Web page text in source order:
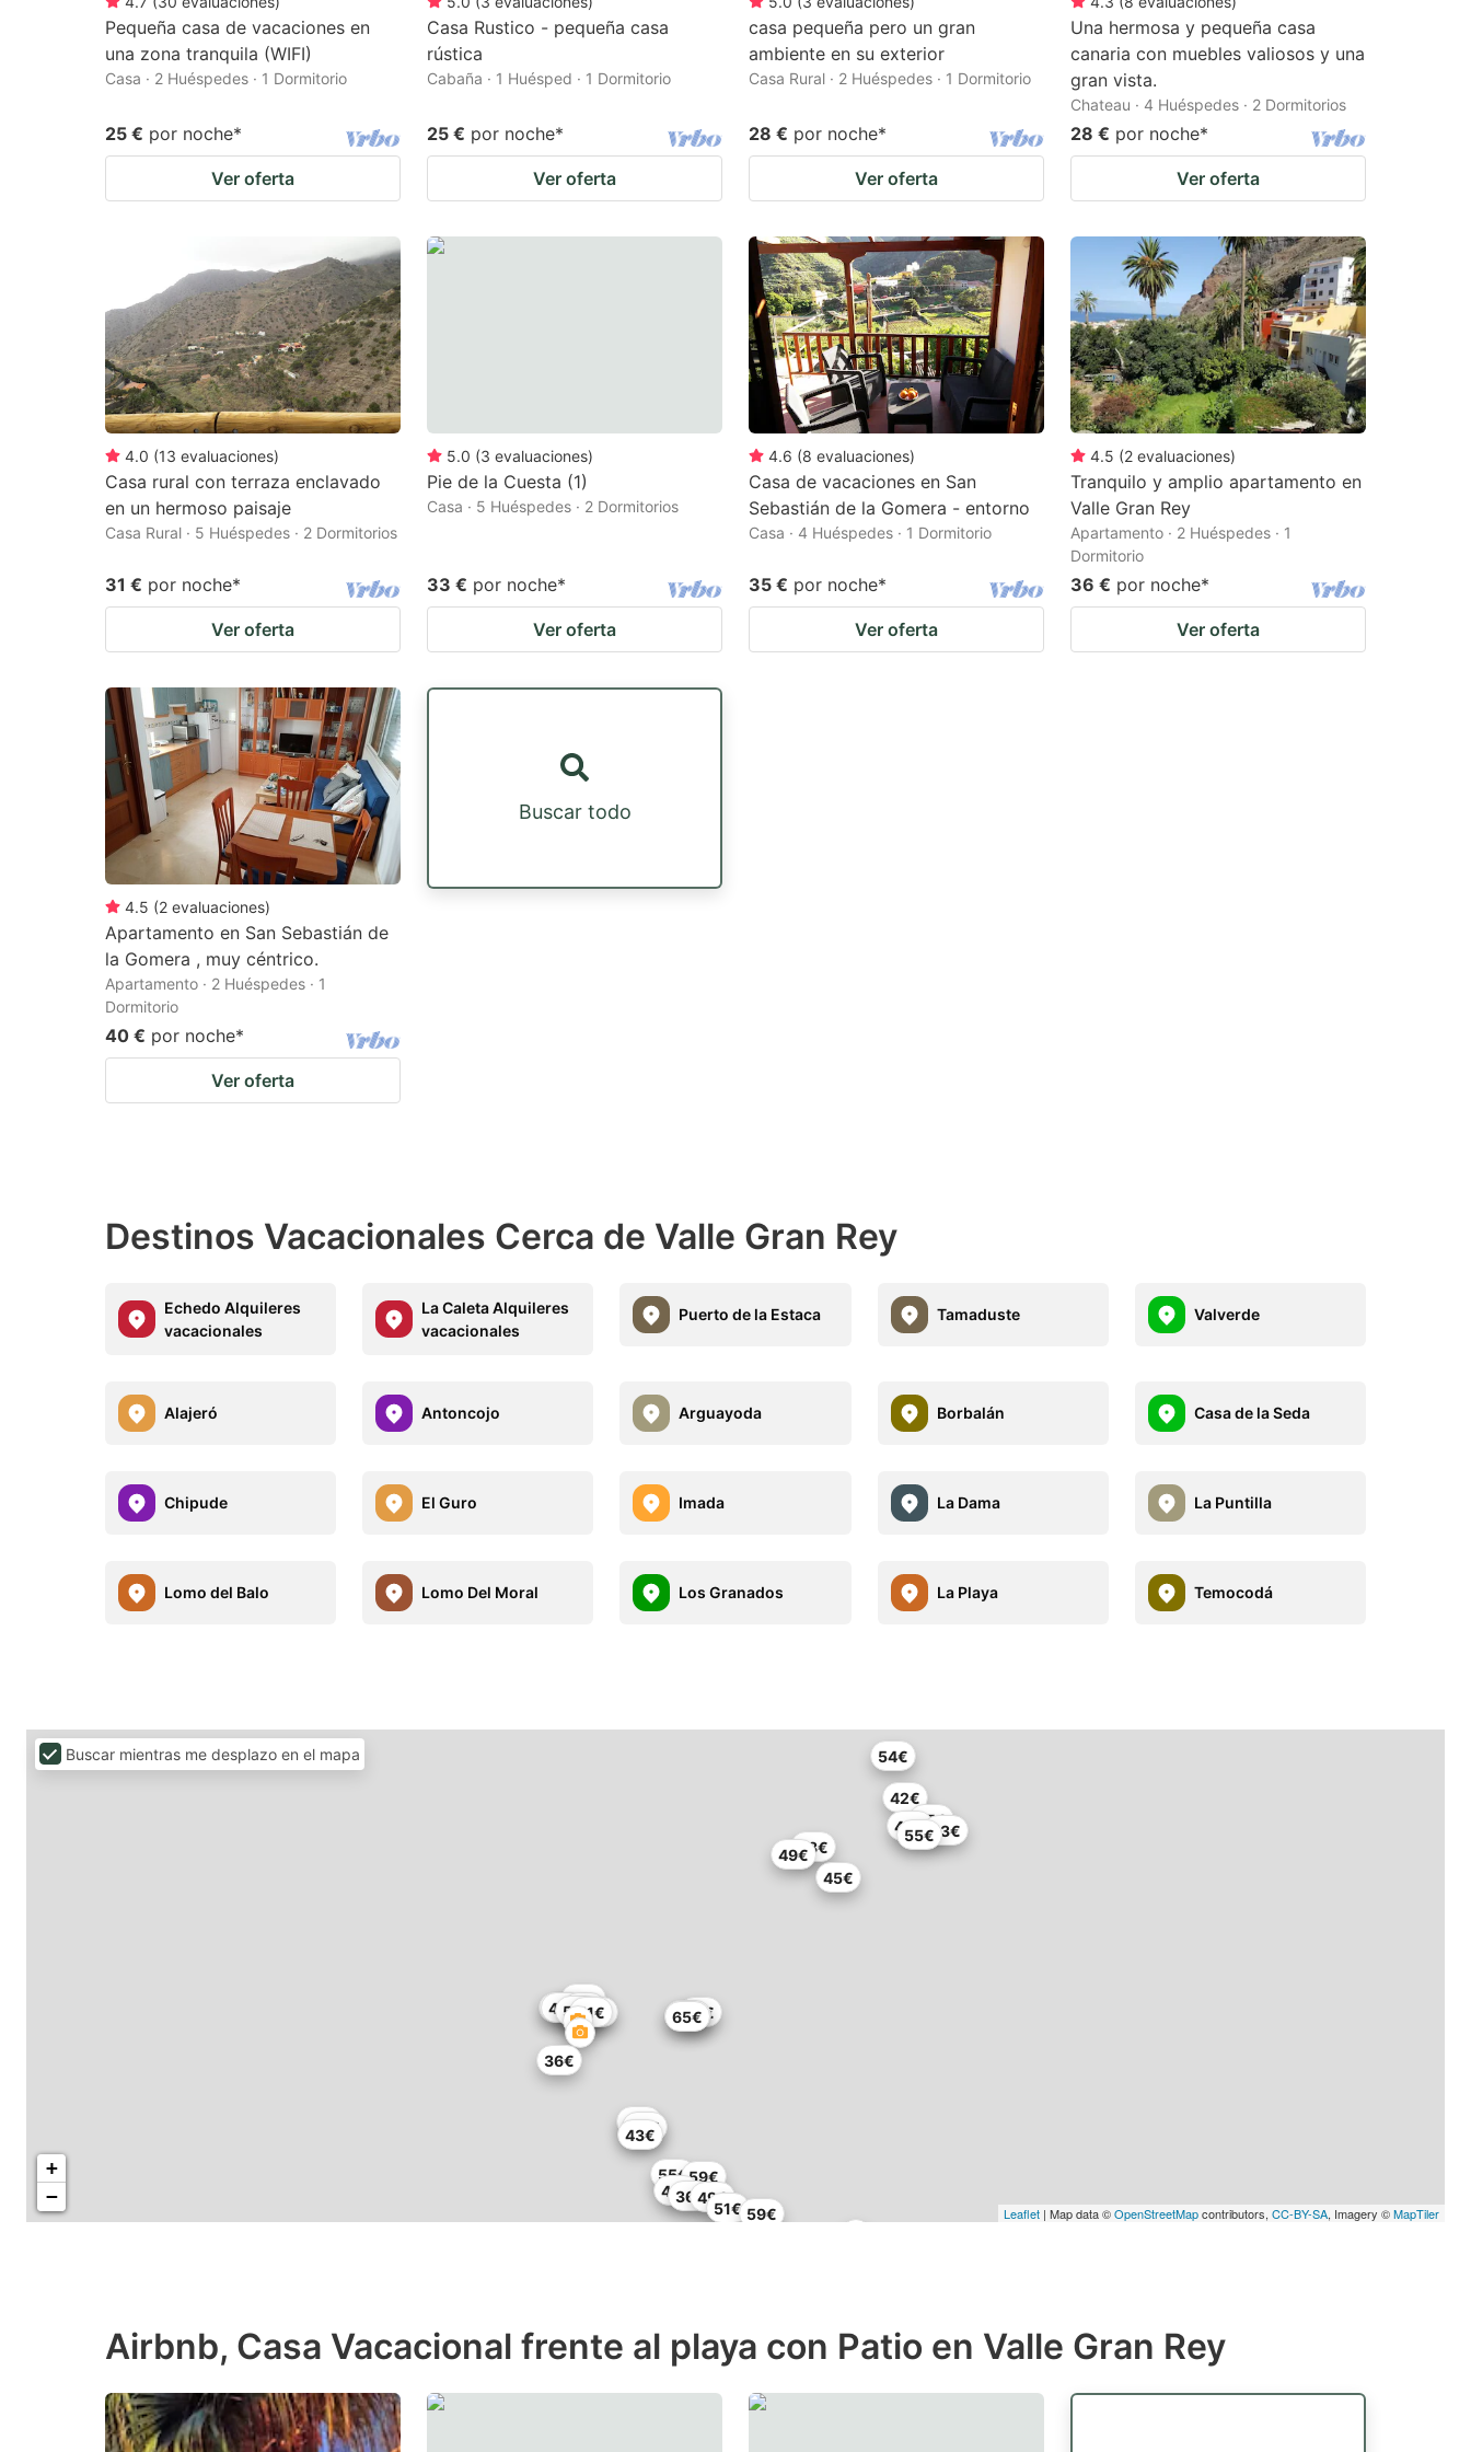
Pequeña casa de vacaciones en
una zona tranquila (WIFI)
Casa · 2 Huéspedes · 1 Dormitorio
25 € por noche*
Ver oferta
Casa Rustico - pequeña casa
rústica
Cabaña · 1 Huésped · 1 Dormitorio
25 € por noche*
Ver oferta
casa pequeña pero un gran
ambiente en su exterior
Casa Rural · 2 Huéspedes · 1 Dormitorio
28 € por noche*
Ver oferta
Una hermosa y pequeña casa
canaria con muebles valiosos y una
gran vista.
Chateau · 4 Huéspedes · 2 Dormitorios
28 € por noche*
Ver oferta
4.0 (13 evaluaciones)
Casa rural con terraza enclavado
en un hermoso paisaje
Casa Rural · 5 Huéspedes · 2 Dormitorios
31 € por noche*
Ver oferta
5.0 (3 evaluaciones)
Pie de la Cuesta (1)
Casa · 5 Huéspedes · 2 Dormitorios
33 € por noche*
Ver oferta
4.6 (8 evaluaciones)
Casa de vacaciones en San
Sebastián de la Gomera - entorno
Casa · 4 Huéspedes · 1 Dormitorio
35 € por noche*
Ver oferta
4.5 (2 evaluaciones)
Tranquilo y amplio apartamento en
Valle Gran Rey
Apartamento · 2 Huéspedes · 1
Dormitorio
36 € por noche*
Ver oferta
4.5 (2 evaluaciones)
Apartamento en San Sebastián de
la Gomera , muy céntrico.
Apartamento · 2 Huéspedes · 1
Dormitorio
40 € por noche*
Ver oferta
Buscar todo
Destinos Vacacionales Cerca de Valle Gran Rey
Echedo Alquileres
vacacionales
La Caleta Alquileres
vacacionales
Puerto de la Estaca Tamaduste Valverde
Alajeró Antoncojo Arguayoda Borbalán Casa de la Seda
Chipude El Guro Imada La Dama La Puntilla
Lomo del Balo Lomo Del Moral Los Granados La Playa Temocodá
55€70€
40€
48€
51€
25€
53€
42€
65€
50€
55€
59€
71€
59€
59€
36€
36€
56€
41€
51€
82€
55€
49€
48€
54€
45€
74€
49€
49€
43€
+
−
Leaflet | Map data ©OpenStreetMapcontributors, CC-BY-SA, Imagery ©MapTiler
Buscar mientras me desplazo en el mapa
Airbnb, Casa Vacacional frente al playa con Patio en Valle Gran Rey